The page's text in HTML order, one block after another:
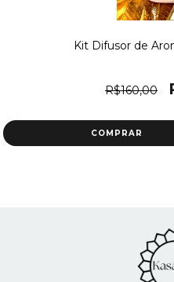
Kit Difusor de
R$160,00